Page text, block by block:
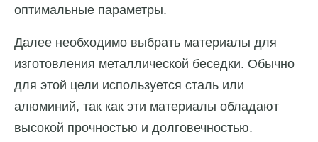
оптимальные параметры.
Далее необходимо выбрать материалы для
изготовления металлической беседки. Обычно
для этой цели используется сталь или
алюминий, так как эти материалы обладают
высокой прочностью и долговечностью.